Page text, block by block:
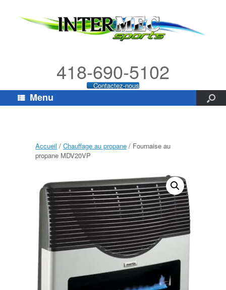
418-690-5102
Contactez-nous
Menu
Accueil / Chauffage au propane / Fournaise au
propane MDV20VP